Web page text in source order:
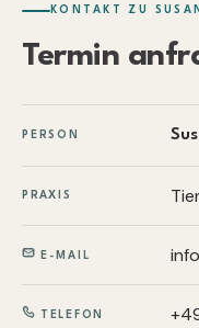
KONTAKT ZU
Termin
PERSON
PRAXIS
E-MAIL
TELEFON